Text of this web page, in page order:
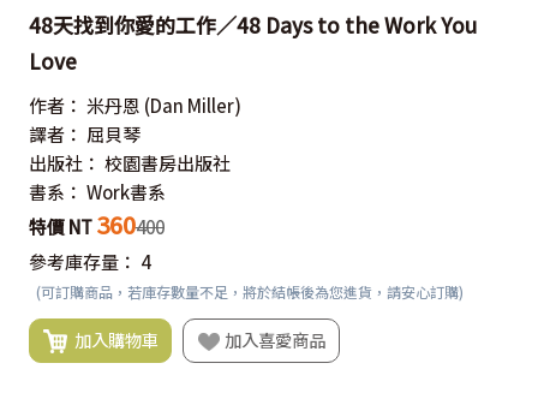
48天找到你愛的工作／48 Days to the Work You
Love
作者： 米丹恩 (Dan Miller)
譯者： 屈貝琴
出版社： 校園書房出版社
書系： Work書系
特價 NT 360400
參考庫存量： 4
(可訂購商品，若庫存數量不足，將於結帳後為您進貨，請安心訂購)
加入購物車 加入喜愛商品